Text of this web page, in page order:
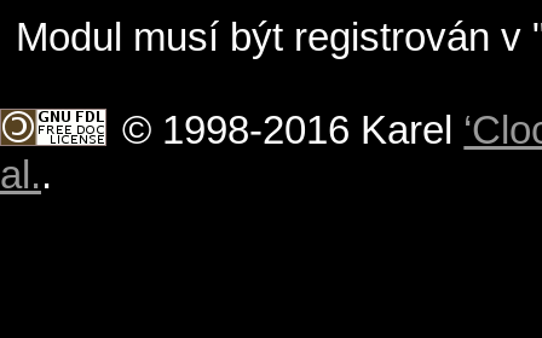
Modul musí být registrován v
© 1998-2016 Karel
al..